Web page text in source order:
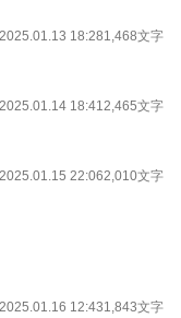
2025.01.13 18:281,468文字
2025.01.14 18:412,465文字
2025.01.15 22:062,010文字
2025.01.16 12:431,843文字